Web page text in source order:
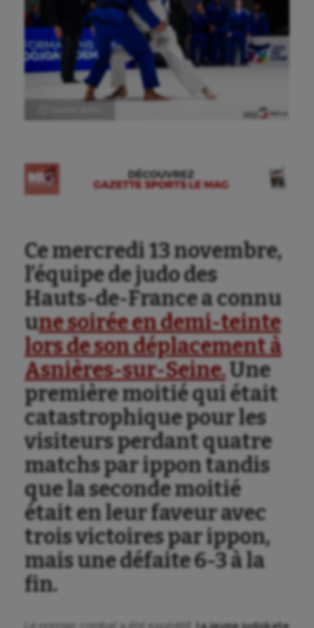
Ce mercredi 13 novembre,
l’équipe de judo des
Hauts-de-France a connu
une soirée en demi-teinte
lors de son déplacement à
Asnières-sur-Seine.Une
première moitié qui était
catastrophique pour les
visiteurs perdant quatre
matchs par ippon tandis
que la seconde moitié
était en leur faveur avec
trois victoires par ippon,
mais une défaite 6-3 à la
fin.